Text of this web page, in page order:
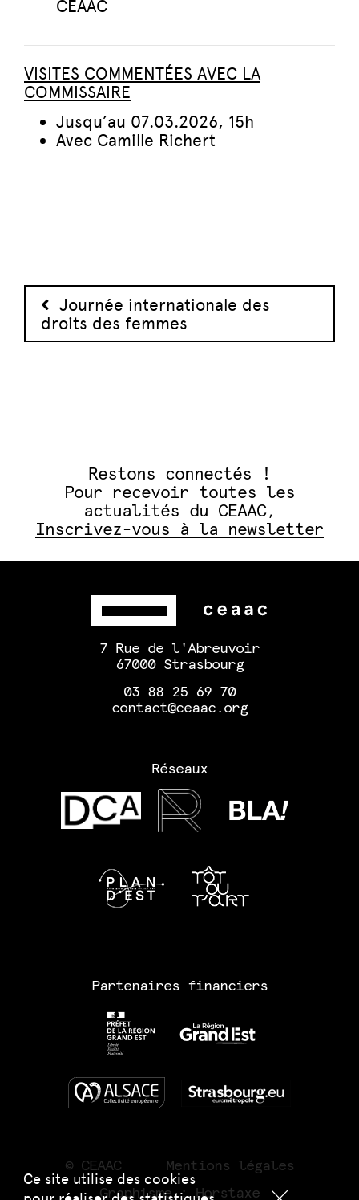
Ce site utilise des cookies
CEAAC
VISITES COMMENTÉES AVEC LA
COMMISSAIRE
Jusqu’au 07.03.2026, 15h
Avec Camille Richert
Navigation des articles
Journée internationale des
droits des femmes
Restons connectés !
Pour recevoir toutes les
actualités du CEAAC,
Inscrivez-vous à la newsletter
7 Rue de l'Abreuvoir
67000 Strasbourg
03 88 25 69 70
contact@ceaac.org
Réseaux
Partenaires financiers
© CEAAC
Mentions légales
Graphisme : Horstaxe